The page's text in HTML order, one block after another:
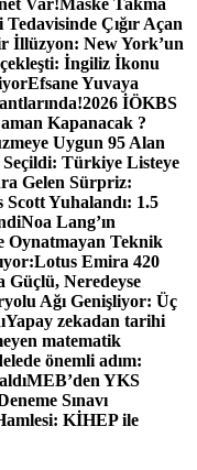
Var!Maske Takma
Çığır Açan
İllüzyon: New York’un
İngiliz İkonu
Efsane Yuvaya
2026 İÖKBS
Kapanacak ?
Uygun 95 Alan
Türkiye Listeye
Gelen Sürpriz:
Scott Yuhalandı: 1.5
Noa Lang’ın
Oynatmayan Teknik
Lotus Emira 420
Güçlü, Neredeyse
Ağı Genişliyor: Üç
Yapay zekadan tarihi
matematik
önemli adım:
MEB’den YKS
Sınavı
KİHEP ile